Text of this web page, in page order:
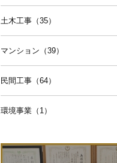
土木工事（35）
マンション（39）
民間工事（64）
環境事業（1）